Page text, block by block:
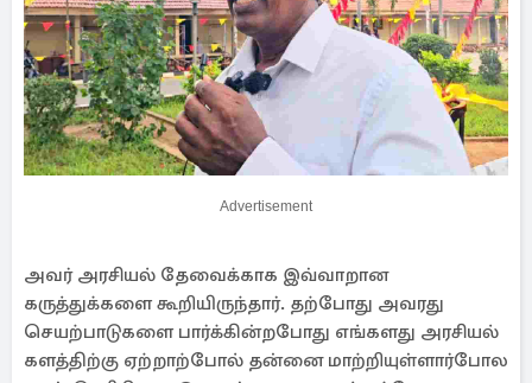
Advertisement
அவர் அரசியல் தேவைக்காக இவ்வாறான
கருத்துக்களை கூறியிருந்தார். தற்போது அவரது
செயற்பாடுகளை பார்க்கின்றபோது எங்களது அரசியல்
களத்திற்கு ஏற்றாற்போல் தன்னை மாற்றியுள்ளார்போல